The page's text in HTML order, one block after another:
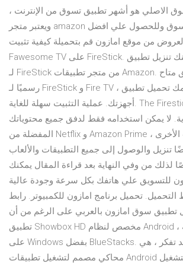
الاصلي هو أشهر تطبيق تسوق من الإنترنت ،
ويعتبر متجر amazon هو الأفضل في التسوق وللحصول علي افضل
من موقع امازون قم بتحميلة كيفية تثبيت
Fawesome TV على FireStick. يمكنك تنزيل تطبيق Fawesome TV
لـ FireStick من متجر تطبيقات Amazon. نظرًا لأن التطبيق متاح
رسميًا لـ FireStick و Fire TV ، فلا يلزمك تحميل تطبيق APK على
أجهزتك. عملية التثبيت سهلة للغاية. The Firestick هو جهاز متعدد
لا يمكن استخدامه فقط لدفق جميع محتوياتك
المفضلة من Netflix و Amazon Prime والعديد من الخدمات الأخرى ،
تنزيل والوصول إلى جميع التطبيقات والألعاب
لذلك من وفي النهاية بعد قراءة المقال يمكنك
للتسويق علي هاتفك بكل سرعة وجودة عالية
تحميل برنامج امازون للكمبيوتر. رابط
تطبيق سوق امازون بالعربي على الرغم من أن
تطبيق Showbox HD مخصص لنظام Android ، فمن الممكن تشغيله
على Windows بفضل BlueStacks. والتي ، كما قد تفكر ، هي
محاكي مصمم لتشغيل تطبيقات Android الأصلية على نظام التشغيل